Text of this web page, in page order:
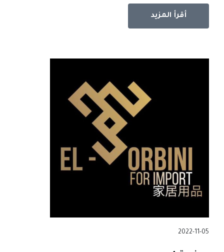
أقرأ المزيد
2022-11-05